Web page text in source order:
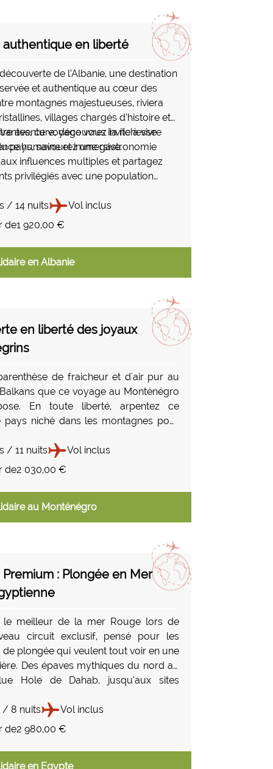
est permanente. Un itinéraire pensé
et ceux qui recherchent intensité,
sous-marine.
authentique en liberté
de l’Albanie, une destination
et authentique au cœur des
montagnes majestueuses, riviera
villages chargés d’histoire et
ce voyage vous invite à vivre
humaine et immersive.
aventure, découvrez la richesse
pays, savourez une gastronomie
influences multiples et partagez
privilégiés avec une population
parenthèse hors des sentiers
nature, rencontres et émotions.
/ 14 nuits
Vol inclus
de1 920,00 €
en Albanie
en liberté des joyaux
de fraicheur et d'air pur au
que ce voyage au Monténégro
En toute liberté, arpentez ce
pays niché dans les montagnes pour
souffle, un patrimoine culturel
des stations balnéaires plus
que les autre... Bref, le Monténégro
vous attendent !
/ 11 nuits
Vol inclus
de2 030,00 €
au Monténégro
Premium : Plongée en Mer
le meilleur de la mer Rouge lors de
circuit exclusif, pensé pour les
de plongée qui veulent tout voir en une
Des épaves mythiques du nord au
Hole de Dahab, jusqu’aux sites
ce parcours unique réunit les spots
d’Égypte.
cœur de récifs coralliens somptueux,
rencontre des pélagiques, et laissez-
/ 8 nuits
Vol inclus
de2 980,00 €
en Egypte